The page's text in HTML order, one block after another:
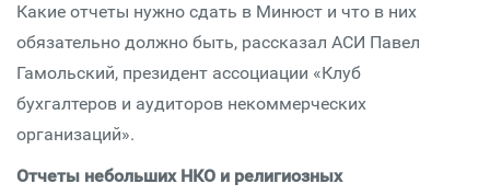
Какие отчеты нужно сдать в Минюст и что в них
обязательно должно быть, рассказал АСИ Павел
Гамольский, президент ассоциации «Клуб
бухгалтеров и аудиторов некоммерческих
организаций».
Отчеты небольших НКО и религиозных